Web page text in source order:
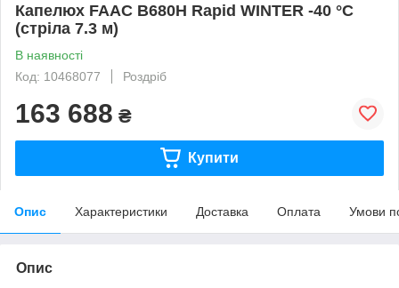
Капелюх FAAC B680H Rapid WINTER -40 °C
(стріла 7.3 м)
В наявності
Код: 10468077
Роздріб
163 688 ₴
Купити
Опис Характеристики Доставка Оплата Умови
Опис